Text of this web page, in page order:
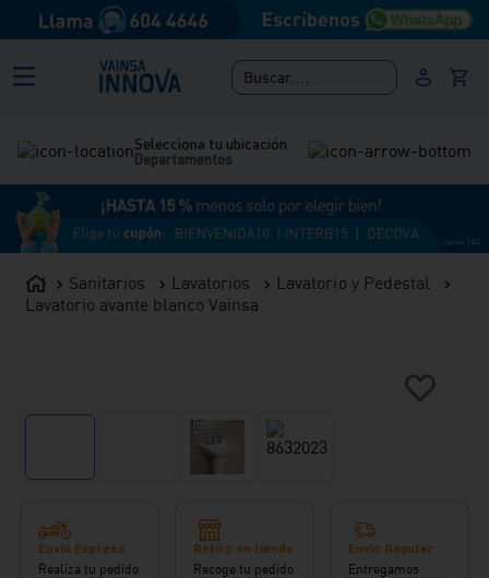
Buscar....
Selecciona tu ubicación
Departamentos
Sanitarios Lavatorios
Lavatorio y Pedestal
Lavatorio avante blanco Vainsa
Envío Express
Realiza tu pedido
Retiro en tienda
Recoge tu pedido
Envío Regular
Entregamos